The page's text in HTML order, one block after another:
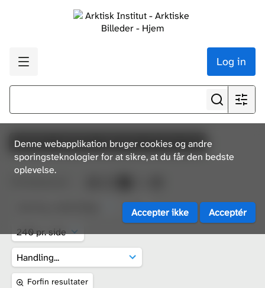
Log in
Denne webapplikation bruger cookies og andre
sporingsteknologier for at sikre, at du får den bedste
oplevelse.
dp66861-dp66929, 2023-012, Christian Vibe
Forfin resultater